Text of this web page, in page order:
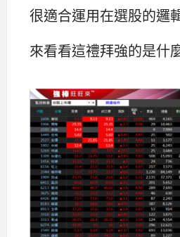
很適合運用在選股的邏
來看看這禮拜強的是什